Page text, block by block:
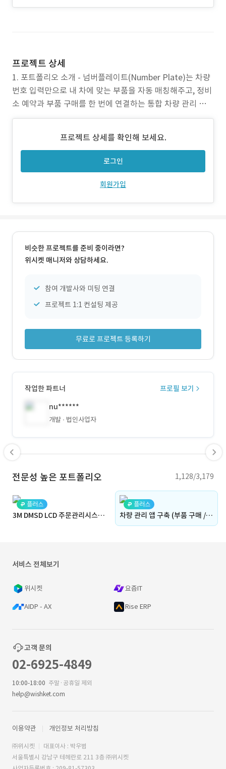
프로젝트 상세
1. 포트폴리오 소개 - 넘버플레이트(Number Plate)는 차량
번호 입력만으로 내 차에 맞는 부품을 자동 매칭해주고, 정비
소 예약과 부품 구매를 한 번에 연결하는 통합 차량 관리 플랫
폼입니다. - 서비스 카테고리: Mobility Tech, 자동차 애프터
자, 합리적 소비 성향의 사회초년생 및 직장인, 셀프 차량 관
프로젝트 상세를 확인해 보세요.
로그인
회원가입
비슷한 프로젝트를 준비 중이라면?
위시켓 매니저와 상담하세요.
참여 개발사와 미팅 연결
프로젝트 1:1 컨설팅 제공
무료로 프로젝트 등록하기
작업한 파트너
프로필 보기
nu******
개발 법인사업자
전문성 높은 포트폴리오 1,128/3,179
플러스
3M DMSD LCD 주문관리시스템(OMS)구축
플러스
차량 관리 앱 구축 (부품 구매 / 정비 예약 / 차량 상담)
서비스 전체보기
위시켓 요즘IT
AIDP - AX Rise ERP
고객 문의
02-6925-4849
10:00-18:00 주말·공휴일 제외
help@wishket.com
이용약관 개인정보 처리방침
㈜위시켓
대표이사 : 박우범
서울특별시 강남구 테헤란로 211 3층 ㈜위시켓